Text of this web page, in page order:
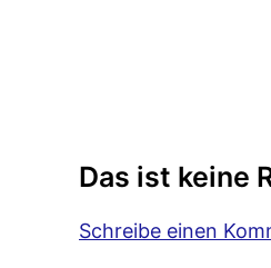
Das ist keine
Schreibe einen